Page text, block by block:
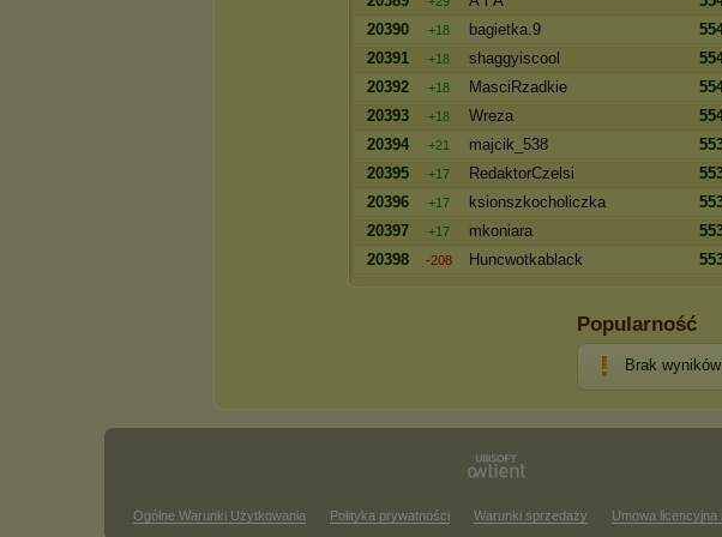
20390
+18 bagietka.9
20391
+18 shaggyiscool
20392
+18 MasciRzadkie
20393
+18 Wreza
20394
+21 majcik_538
20395
+17 RedaktorCzelsi
20396
+17 ksionszkocholiczka
20397
+17 mkoniara
20398
-208 Huncwotkablack
Popularność
Brak
Ogólne Warunki Użytkowania Polityka prywatności Warunki sprzedaży Umowa